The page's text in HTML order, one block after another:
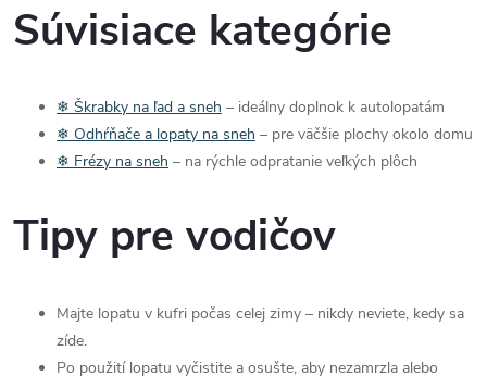
Súvisiace kategórie
❄ Škrabky na ľad a sneh – ideálny doplnok k autolopatám
❄ Odhŕňače a lopaty na sneh – pre väčšie plochy okolo domu
❄ Frézy na sneh – na rýchle odpratanie veľkých plôch
Tipy pre vodičov
Majte lopatu v kufri počas celej zimy – nikdy neviete, kedy sa
zíde.
Po použití lopatu vyčistite a osušte, aby nezamrzla alebo